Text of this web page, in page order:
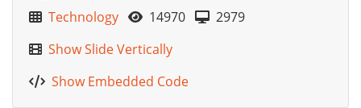
Technology
14970
2979
Show Slide Vertically
Show Embedded Code